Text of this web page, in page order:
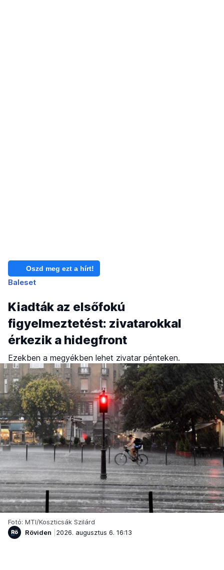
Oszd meg ezt a hírt!
Baleset
Kiadták az elsőfokú
figyelmeztetést: zivatarokkal
érkezik a hidegfront
Ezekben a megyékben lehet zivatar pénteken.
Fotó: MTI/Koszticsák Szilárd
Röviden
2026. augusztus 6. 16:13